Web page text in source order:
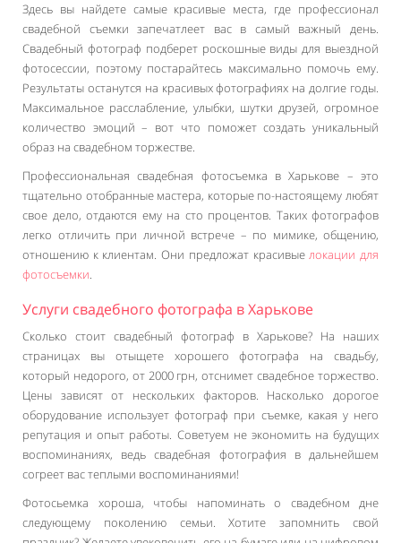
Здесь вы найдете самые красивые места, где профессионал
свадебной съемки запечатлеет вас в самый важный день.
Свадебный фотограф подберет роскошные виды для выездной
фотосессии, поэтому постарайтесь максимально помочь ему.
Результаты останутся на красивых фотографиях на долгие годы.
Максимальное расслабление, улыбки, шутки друзей, огромное
количество эмоций – вот что поможет создать уникальный
образ на свадебном торжестве.
Профессиональная свадебная фотосъемка в Харькове – это
тщательно отобранные мастера, которые по-настоящему любят
свое дело, отдаются ему на сто процентов. Таких фотографов
легко отличить при личной встрече – по мимике, общению,
отношению к клиентам. Они предложат красивыелокации для
фотосъемки.
Услуги свадебного фотографа в Харькове
Сколько стоит свадебный фотограф в Харькове? На наших
страницах вы отыщете хорошего фотографа на свадьбу,
который недорого, от 2000 грн, отснимет свадебное торжество.
Цены зависят от нескольких факторов. Насколько дорогое
оборудование использует фотограф при съемке, какая у него
репутация и опыт работы. Советуем не экономить на будущих
воспоминаниях, ведь свадебная фотография в дальнейшем
согреет вас теплыми воспоминаниями!
Фотосьемка хороша, чтобы напоминать о свадебном дне
следующему поколению семьи. Хотите запомнить свой